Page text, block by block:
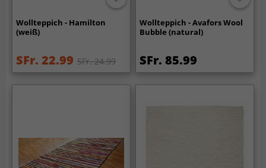
Wollteppich - Hamilton
(weiß)
SFr. 22.99 SFr. 24.99
Wollteppich - Avafors Wool
Bubble (natural)
SFr. 85.99